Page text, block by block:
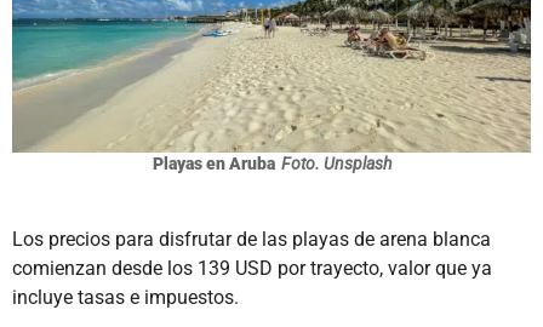
Playas en Aruba Foto. Unsplash
Los precios para disfrutar de las playas de arena blanca
comienzan desde los 139 USD por trayecto, valor que ya
incluye tasas e impuestos.